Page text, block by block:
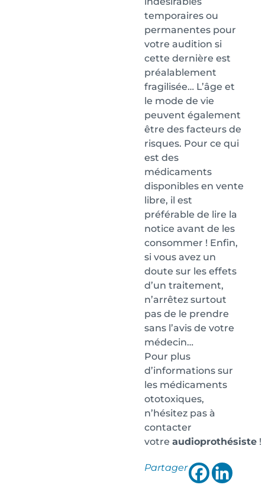
temporaires ou
permanentes pour
votre audition si
cette dernière est
préalablement
fragilisée… L’âge et
le mode de vie
peuvent également
être des facteurs de
risques. Pour ce qui
est des
médicaments
disponibles en vente
libre, il est
préférable de lire la
notice avant de les
consommer ! Enfin,
si vous avez un
doute sur les effets
d’un traitement,
n’arrêtez surtout
pas de le prendre
sans l’avis de votre
médecin…
Pour plus
d’informations sur
les médicaments
ototoxiques,
n’hésitez pas à
contacter
votre audioprothésiste !
Partager